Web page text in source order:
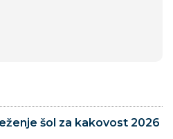
šol za kakovost 2026